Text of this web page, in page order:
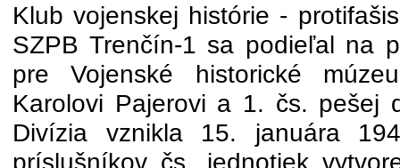
Klub vojenskej histórie -
SZPB Trenčín-1 sa podieľal na
pre Vojenské historické
Karolovi Pajerovi a 1. čs. pešej
Divízia vznikla 15. januára
príslušníkov čs. jednotiek